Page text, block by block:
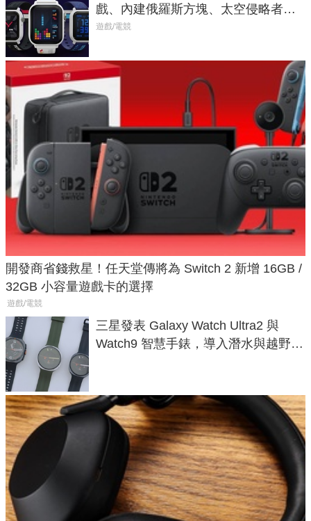
戲、內建俄羅斯方塊、太空侵略者，
不過竟然不能連手機？
遊戲/電競
開發商省錢救星！任天堂傳將為 Switch 2 新增 16GB /
32GB 小容量遊戲卡的選擇
遊戲/電競
三星發表 Galaxy Watch Ultra2 與
Watch9 智慧手錶，導入潛水與越野跑